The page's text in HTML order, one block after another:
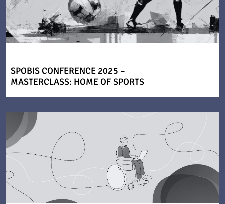
SPOBIS CONFERENCE 2025 –
MASTERCLASS: HOME OF SPORTS